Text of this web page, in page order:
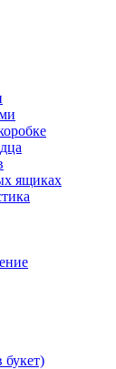
ящиках
букет)